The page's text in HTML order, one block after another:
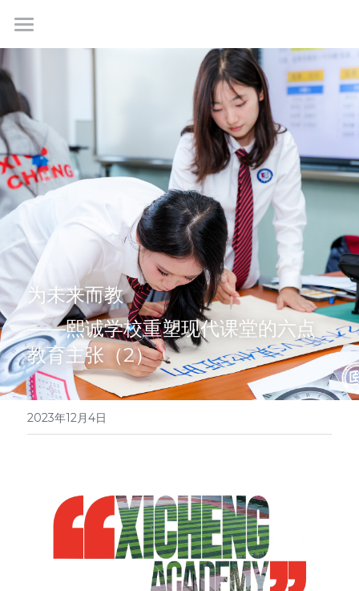
首页
学校团队
课程体系
升学与生涯规划
校园生活
课余生活
预约报名
考试须知
申请指南
常见问题
学校动态
熙视点
学校新闻
联系我们
工作机会
商务合作
学生平台
简体中文
简体中文
访校预约
为未来而教
——熙诚学校重塑现代课堂的六点
教育主张（2）
2023年12月4日